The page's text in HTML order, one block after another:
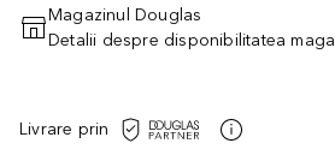
ADĂUGAȚI ÎN
Magazinul Douglas
Detalii despre disponibilitatea
Livrare prin